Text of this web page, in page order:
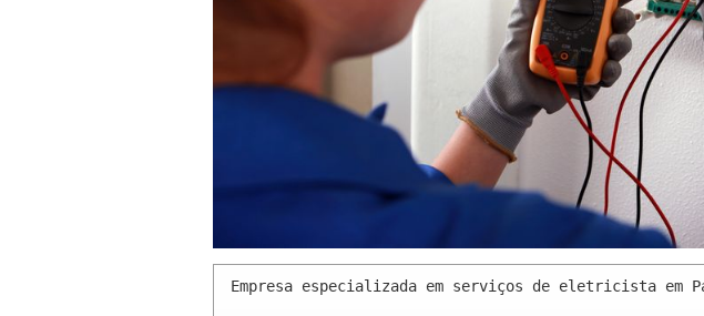
Empresa especializada em serviços de eletricista em